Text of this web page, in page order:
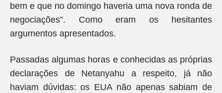
bem e que no domingo haveria uma nova ronda de
negociações”. Como eram os hesitantes
argumentos apresentados.
Passadas algumas horas e conhecidas as próprias
declarações de Netanyahu a respeito, já não
haviam dúvidas: os EUA não apenas sabiam de